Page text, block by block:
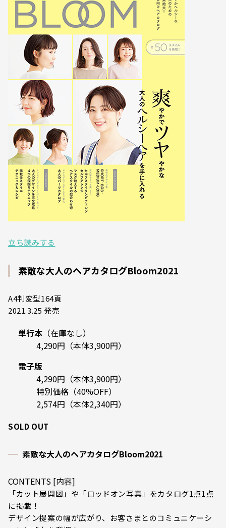
立ち読みする
素敵な大人のヘアカタログBloom2021
A4判変型164頁
2021.3.25 発売
単行本 （在庫なし）
4,290円（本体3,900円）
電子版
4,290円（本体3,900円）
特別価格（40%OFF）
2,574円（本体2,340円）
SOLD OUT
素敵な大人のヘアカタログBloom2021
CONTENTS [内容]
「カット展開図」や「ロッドオン写真」をカタログ1点1点
に掲載！
デザイン提案の幅が広がり、お客さまとのコミュニケーシ